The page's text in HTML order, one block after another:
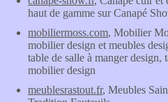
haut de gamme sur Canapé
mobiliermoss.com, Mobilier
mobilier design et meubles
table de salle à manger design,
mobilier design
meublesrastout.fr, Meubles